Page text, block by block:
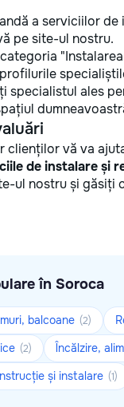
a serviciilor
pe site-ul nostru.
specialistul ales
clienților vă va
de instalare și
ul nostru și găsiți
în Soroca
balcoane (2)
(2) Încălzire,
și instalare (1)